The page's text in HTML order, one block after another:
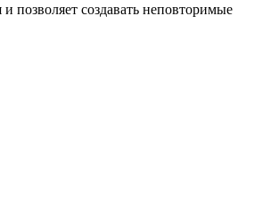
позволяет создавать неповторимые